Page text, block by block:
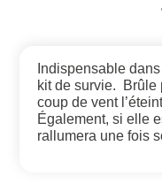
Indispensable
kit de survie. Brûle
coup de vent
Également, si elle
rallumera une fois